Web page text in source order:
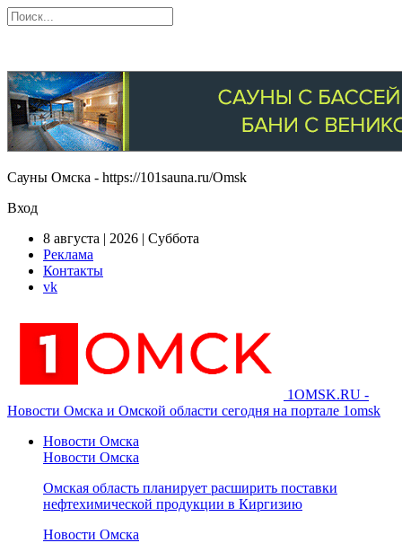
Сауны Омска - https://101sauna.ru/Omsk
Вход
8 августа | 2026 | Суббота
Реклама
Контакты
vk
1OMSK.RU -
Новости Омска и Омской области сегодня на портале 1omsk
Новости Омска
Новости Омска
Омская область планирует расширить поставки
нефтехимической продукции в Киргизию
Новости Омска